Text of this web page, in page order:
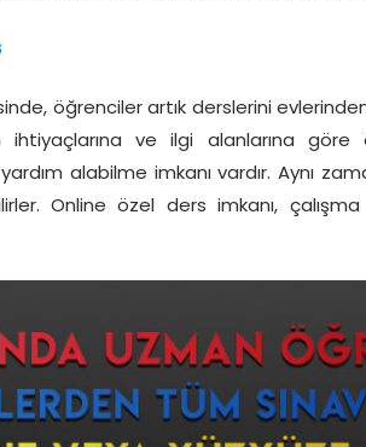
öğrenciler artık derslerini
ihtiyaçlarına ve ilgi alanlarına göre
alabilme imkanı vardır. Aynı
Online özel ders imkanı,